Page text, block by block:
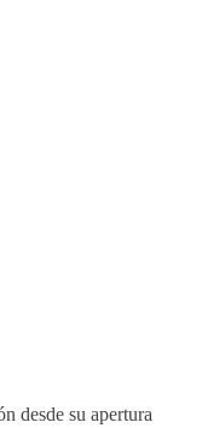
desde su apertura